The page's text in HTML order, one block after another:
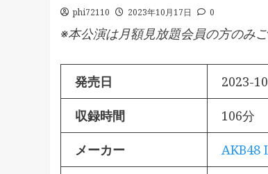
phi72110 2023年10月17日 0
※本公演は月額見放題会員の方のみご
発売日 2023-
収録時間 106分
メーカー AKB48